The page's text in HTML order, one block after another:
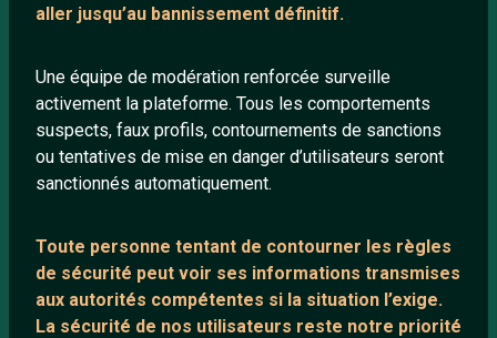
aller jusqu’au bannissement définitif.
Une équipe de modération renforcée surveille
activement la plateforme. Tous les comportements
suspects, faux profils, contournements de sanctions
ou tentatives de mise en danger d’utilisateurs seront
sanctionnés automatiquement.
Toute personne tentant de contourner les règles
de sécurité peut voir ses informations transmises
aux autorités compétentes si la situation l’exige.
La sécurité de nos utilisateurs reste notre priorité
Blog
Communauté
Quotes
Playlists YouTube
ANNEXE
Network IRC